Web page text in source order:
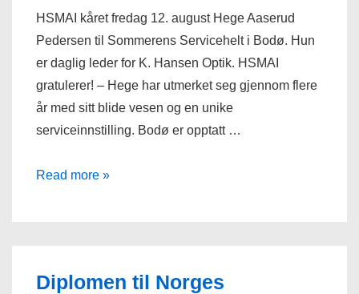
HSMAI kåret fredag 12. august Hege Aaserud
Pedersen til Sommerens Servicehelt i Bodø. Hun
er daglig leder for K. Hansen Optik. HSMAI
gratulerer! – Hege har utmerket seg gjennom flere
år med sitt blide vesen og en unike
serviceinnstilling. Bodø er opptatt …
Sommerens
Hege
Read more »
Diplomen til Norges